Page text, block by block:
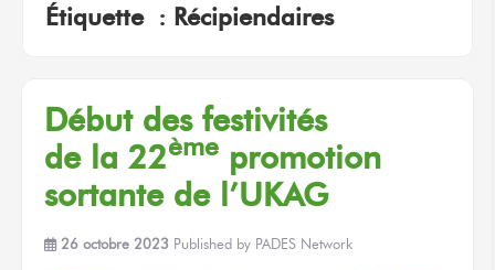
Étiquette : Récipiendaires
Début des festivités
de la 22ème promotion
sortante de l’UKAG
26 octobre 2023 Published by PADES Network